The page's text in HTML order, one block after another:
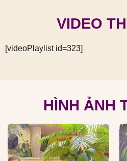
VIDEO
[videoPlaylist id=323]
HÌNH ẢNH